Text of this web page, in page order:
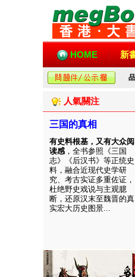
HOME 新
人氣關注
三国的真相
有史料根基，又有大众阅
读感 ，全书参照《三国
志》《后汉书》等正统史
料，融合近现代史学研
究、考古实证多重佐证，
杜绝野史戏说与主观臆
断，还原汉末至魏晋的真
实宏大历史图景...